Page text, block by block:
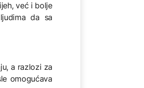
već i bolje
da sa
a razlozi za
omogućava